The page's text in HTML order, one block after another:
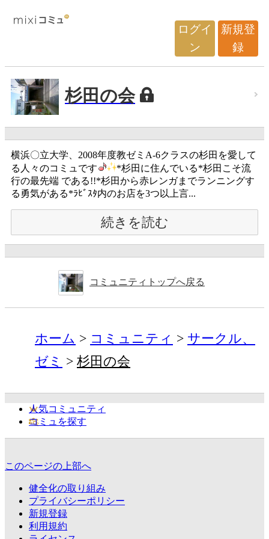
ログイ
ン
新規登
録
杉田の会
横浜〇立大学、2008年度教ゼミA-6クラスの杉田を愛して
る人々のコミュです
*杉田に住んでいる*杉田こそ流
行の最先端 である!!*杉田から赤レンガまでランニングす
る勇気がある*ﾗﾋﾞｽﾀ内のお店を3つ以上言...
続きを読む
コミュニティトップへ戻る
ホーム コミュニティ
サークル、
ゼミ
杉田の会
人気コミュニティ
コミュを探す
このページの上部へ
健全化の取り組み
プライバシーポリシー
新規登録
利用規約